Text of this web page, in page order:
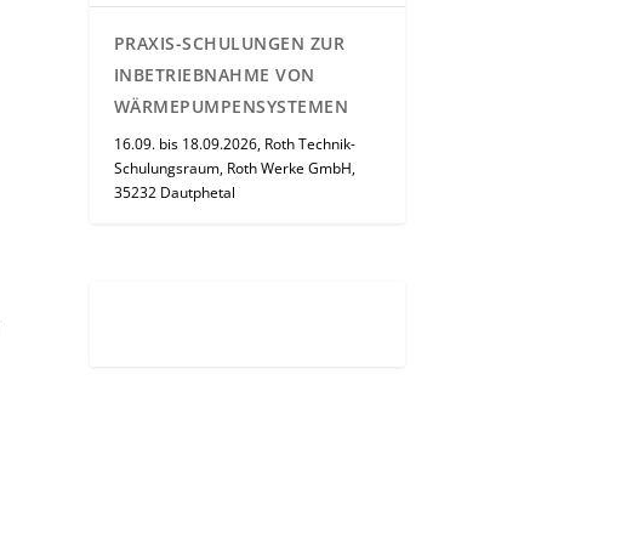
PRAXIS-SCHULUNGEN ZUR
INBETRIEBNAHME VON
WÄRMEPUMPENSYSTEMEN
16.09. bis 18.09.2026, Roth Technik-
Schulungsraum, Roth Werke GmbH,
35232 Dautphetal